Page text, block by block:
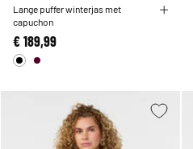
Lange puffer winterjas met
capuchon
€ 189,99